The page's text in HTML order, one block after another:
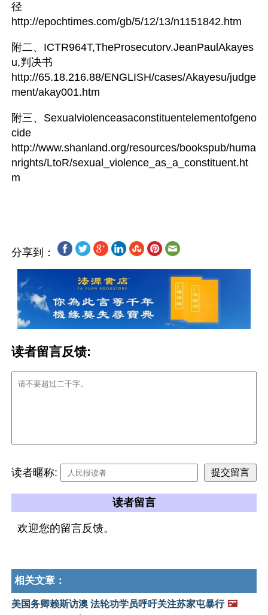
径
http://epochtimes.com/gb/5/12/13/n1151842.htm
附二、ICTR964T,TheProsecutorv.JeanPaulAkayes
u,判决书
http://65.18.216.88/ENGLISH/cases/Akayesu/judge
ment/akay001.htm
附三、Sexualviolenceasaconstituentelementofgeno
cide
http://www.shanland.org/resources/bookspub/huma
nrights/LtoR/sexual_violence_as_a_constituent.ht
m
分享到：
读者留言反馈:
读者暱称:
读者留言
欢迎您的留言反馈。
相关文章：
美国务卿赖斯访澳 法轮功学员呼吁关注苏家屯暴行 🖼️